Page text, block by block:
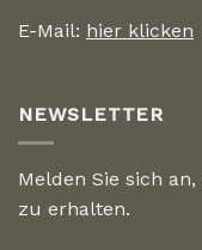
E-Mail: hier klicken
NEWSLETTER
Melden Sie sich
zu erhalten.